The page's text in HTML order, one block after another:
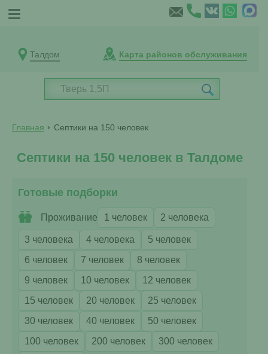
Талдом Карта районов обслуживания
Главная Септики на 150 человек
Септики на 150 человек в Талдоме
Готовые подборки
Проживание 1 человек 2 человека
3 человека 4 человека
5 человек
6 человек
7 человек
8 человек
9 человек
10 человек
12 человек
15 человек
20 человек
25 человек
30 человек
40 человек
50 человек
100 человек
200 человек
300 человек